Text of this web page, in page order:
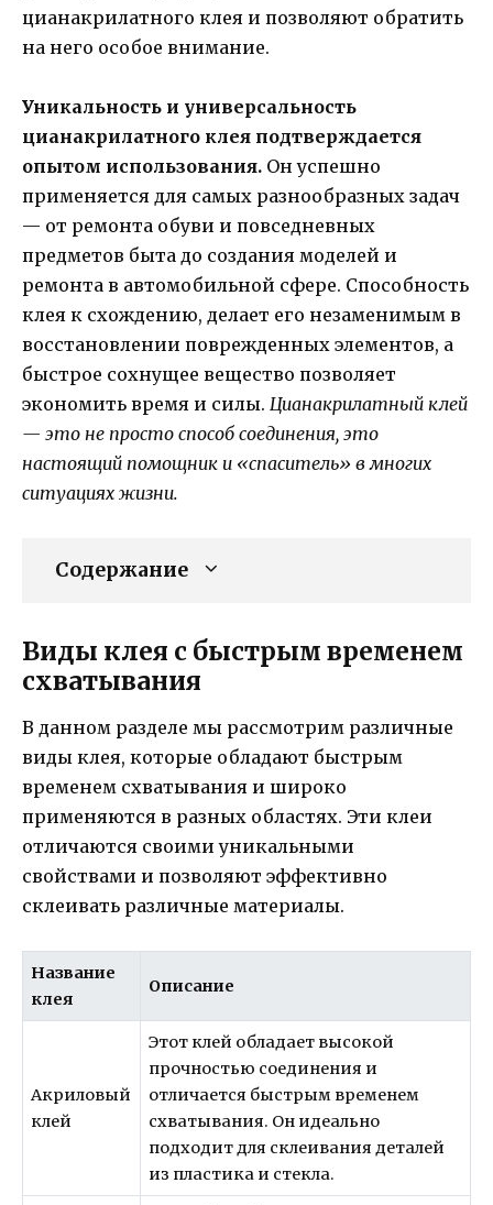
цианакрилатного клея и позволяют обратить
на него особое внимание.
Уникальность и универсальность
цианакрилатного клея подтверждается
опытом использования. Он успешно
применяется для самых разнообразных задач
— от ремонта обуви и повседневных
предметов быта до создания моделей и
ремонта в автомобильной сфере. Способность
клея к схождению, делает его незаменимым в
восстановлении поврежденных элементов, а
быстрое сохнущее вещество позволяет
экономить время и силы. Цианакрилатный клей
— это не просто способ соединения, это
настоящий помощник и «спаситель» в многих
ситуациях жизни.
Содержание
Виды клея с быстрым временем
схватывания
В данном разделе мы рассмотрим различные
виды клея, которые обладают быстрым
временем схватывания и широко
применяются в разных областях. Эти клеи
отличаются своими уникальными
свойствами и позволяют эффективно
склеивать различные материалы.
Название
клея
Описание
Акриловый
клей
Этот клей обладает высокой
прочностью соединения и
отличается быстрым временем
схватывания. Он идеально
подходит для склеивания деталей
из пластика и стекла.